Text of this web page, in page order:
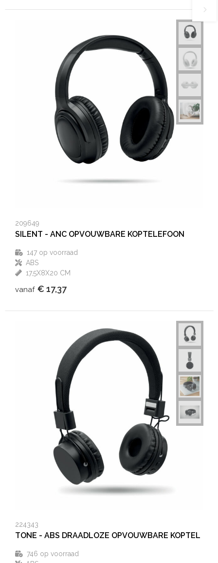
209649
SILENT - ANC OPVOUWBARE KOPTELEFOON
147op voorraad
ABS
17,5X8X20 CM
vanaf € 17,37
224343
TONE - ABS DRAADLOZE OPVOUWBARE KOPTEL
746 op voorraad